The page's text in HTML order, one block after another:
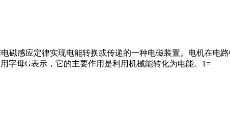
电磁感应定律实现电能转换或传递的一种电磁装置。电机在
字母G表示，它的主要作用是利用机械能转化为电能。1=